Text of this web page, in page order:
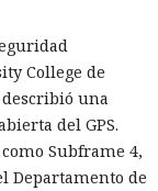
College de
describió una
del GPS.
Subframe 4,
Departamento de